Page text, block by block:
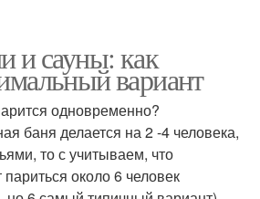
и сауны: как
вариант
одновременно?
баня делается на 2 -4 человека,
то с учитываем, что
около 6 человек